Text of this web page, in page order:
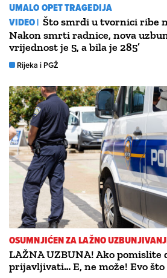
UMALO OPET TRAGEDIJA
VIDEO | Što smrdi u tvornici ribe
Nakon smrti radnice, nova
vrijednost je 5, a bila je 285’
Rijeka i PGŽ
OSUMNJIĆEN ZA LAŽNO
LAŽNA UZBUNA! Ako pomislite
prijavljivati… E, ne može! Evo